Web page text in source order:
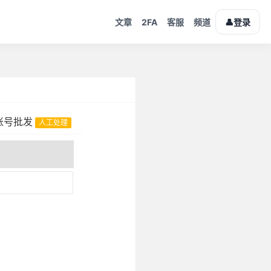
文章 2FA 客服 频道 👤登录
批发 人工处理